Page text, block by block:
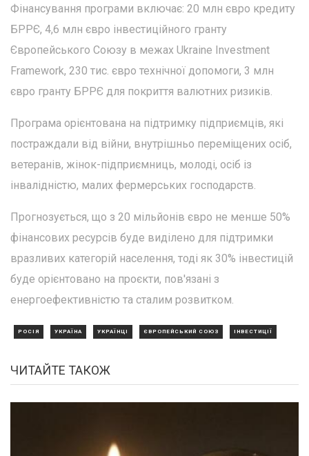
Фінансування програми включає: 20 млн євро кредиту
БРРЄ, 4,6 млн євро інвестиційного гранту
Європейського Союзу в межах Ukraine Investment
Framework, 230 тис. євро технічної допомоги, 3 млн
євро гранту БРРЄ для покриття валютних ризиків.
Програма орієнтована на підтримку підприємців, які
постраждали від війни, внутрішньо переміщених осіб,
ветеранів, жінок-підприємниць, молоді, осіб із
інвалідністю, малих фермерських господарств.
Прогнозується, що з 20 мільйонів євро не менше 50%
фінансових ресурсів буде виділено для підтримки
вразливих категорій населення, тоді як 30% інвестицій
буде орієнтовано на проєкти, пов'язані з
енергоефективністю та сталим розвитком.
РОСІЯ УКРАЇНА УКРАЇНЦІ ЄВРОПЕЙСЬКИЙ СОЮЗ ІНВЕСТИЦІЇ
ЧИТАЙТЕ ТАКОЖ